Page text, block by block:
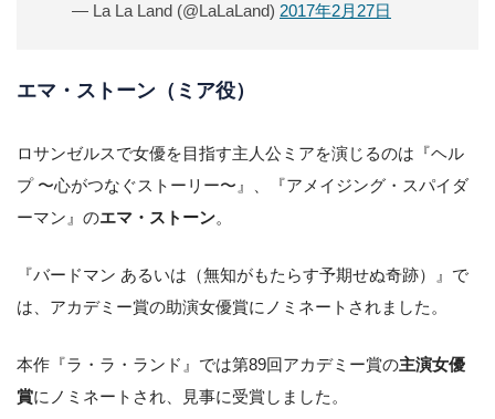
— La La Land (@LaLaLand) 2017年2月27日
エマ・ストーン（ミア役）
ロサンゼルスで女優を目指す主人公ミアを演じるのは『ヘル
プ 〜心がつなぐストーリー〜』、『アメイジング・スパイダ
ーマン』のエマ・ストーン。
『バードマン あるいは（無知がもたらす予期せぬ奇跡）』で
は、アカデミー賞の助演女優賞にノミネートされました。
本作『ラ・ラ・ランド』では第89回アカデミー賞の主演女優
賞にノミネートされ、見事に受賞しました。